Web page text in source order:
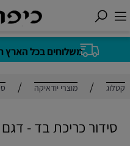
משלוחים בכל הארץ
קטלוג / מוצרי יודאיקה /
סידור כריכת בד -